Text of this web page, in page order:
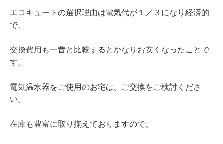
エコキュートの選択理由は電気代が１／３になり経済的
で、
交換費用も一昔と比較するとかなりお安くなったことで
す。
電気温水器をご使用のお宅は、ご交換をご検討くださ
い。
在庫も豊富に取り揃えておりますので、